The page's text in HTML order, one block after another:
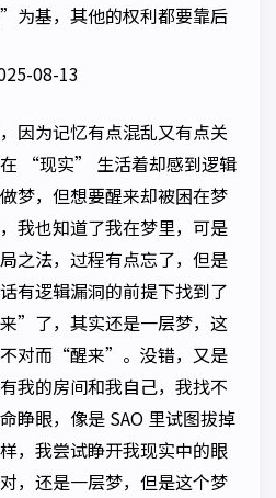
为基，其他的权利都要靠后
08-13
因为记忆有点混乱又有点关
“现实” 生活着却感到逻辑
梦，但想要醒来却被困在梦
我也知道了我在梦里，可是
之法，过程有点忘了，但是
有逻辑漏洞的前提下找到了
”了，其实还是一层梦，这
对而“醒来”。没错，又是
我的房间和我自己，我找不
睁眼，像是 SAO 里试图拔掉
，我尝试睁开我现实中的眼
，还是一层梦，但是这个梦